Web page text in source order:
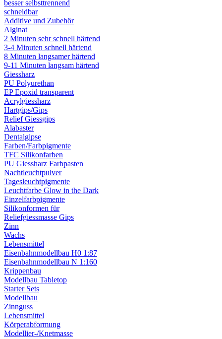
besser selbsttrennend
schneidbar
Additive und Zubehör
Alginat
2 Minuten sehr schnell härtend
3-4 Minuten schnell härtend
8 Minuten langsamer härtend
9-11 Minuten langsam härtend
Giessharz
PU Polyurethan
EP Epoxid transparent
Acrylgiessharz
Hartgips/Gips
Relief Giessgips
Alabaster
Dentalgipse
Farben/Farbpigmente
TFC Silikonfarben
PU Giessharz Farbpasten
Nachtleuchtpulver
Tagesleuchtpigmente
Leuchtfarbe Glow in the Dark
Einzelfarbpigmente
Silikonformen für
Reliefgiessmasse Gips
Zinn
Wachs
Lebensmittel
Eisenbahnmodellbau H0 1:87
Eisenbahnmodellbau N 1:160
Krippenbau
Modellbau Tabletop
Starter Sets
Modellbau
Zinnguss
Lebensmittel
Körperabformung
Modellier-/Knetmasse